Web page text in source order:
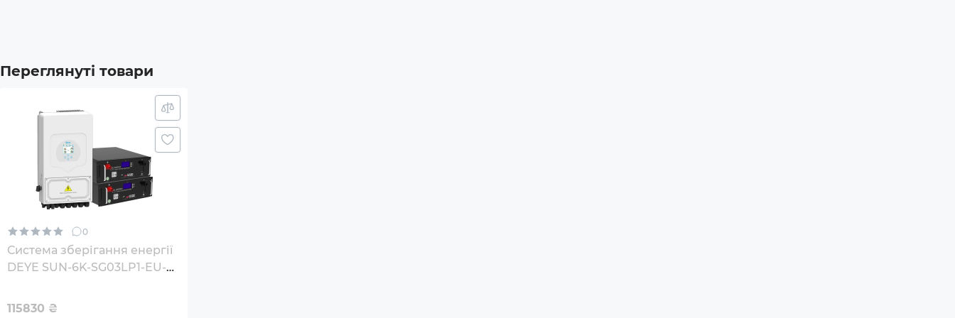
Габарити товару (без пакування), мм
Вага (без пакування), кг
Переглянуті товари
0
Система зберігання енергії
DEYE SUN-6K-SG03LP1-EU-
10.24kWh 2BAT LiFePO4 6500
115830 ₴